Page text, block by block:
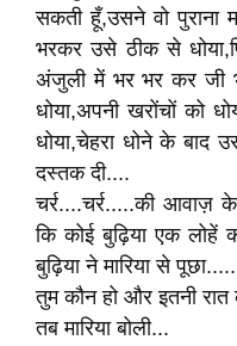
सकती हूँ,उसने वो पुराना
भरकर उसे ठीक से
अंजुली में भर भर कर जी
धोया,अपनी खरोंचों को
धोया,चेहरा धोने के बाद
दस्तक दी....
चर्र....चर्र.....की आवाज़
कि कोई बुढ़िया एक लोहें
बुढ़िया ने मारिया से पूछा.....
तुम कौन हो और इतनी रात
तब मारिया बोली...